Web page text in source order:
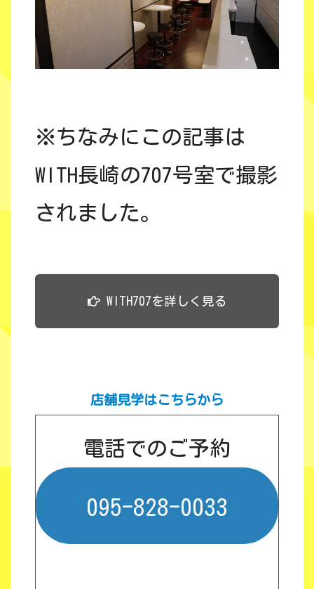
※ちなみにこの記事は
WITH長崎の707号室で撮影
されました。
WITH707を詳しく見る
店舗見学はこちらから
電話でのご予約
095-828-0033